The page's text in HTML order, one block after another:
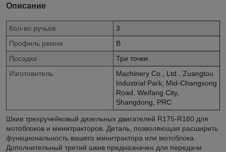
Описание
Кол-во ручьев
3
Профиль ремня
B
Посадка
Три точки
Изготовитель
Machinery Co., Ltd., Zuangtou
Industrial Park, Mid-Changsong
Road, Weifang City,
Shangdong, PRC
Шкив трехручейковый дизельных двигателей R175-R180 для
мотоблоков и минитракторов. Деталь, позволяющая расширить
функциональность вашего минитрактора или мотоблока.
Дополнительный третий шкив предназначен для передачи